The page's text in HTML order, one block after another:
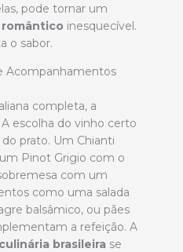
pode tornar um
inesquecível.
o sabor.
Acompanhamentos
completa, a
escolha do vinho certo
prato. Um Chianti
Pinot Grigio com o
com um
como uma salada
balsâmico, ou pães
a refeição. A
brasileira se